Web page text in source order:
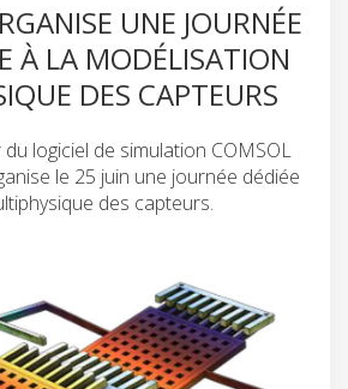
UNE JOURNÉE
À LA MODÉLISATION
DES CAPTEURS
logiciel de simulation COMSOL
le 25 juin une journée dédiée
des capteurs.